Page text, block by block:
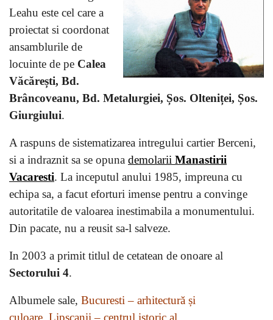
Leahu este cel care a
proiectat si coordonat
ansamblurile de
locuinte de pe Calea
Văcărești, Bd.
Brâncoveanu, Bd. Metalurgiei, Șos. Olteniței, Șos.
Giurgiului.
A raspuns de sistematizarea intregului cartier Berceni,
si a indraznit sa se opuna demolarii Manastirii
Vacaresti. La inceputul anului 1985, impreuna cu
echipa sa, a facut eforturi imense pentru a convinge
autoritatile de valoarea inestimabila a monumentului.
Din pacate, nu a reusit sa-l salveze.
In 2003 a primit titlul de cetatean de onoare al
Sectorului 4.
Albumele sale, Bucuresti – arhitectură și
culoare, Lipscanii – centrul istoric al